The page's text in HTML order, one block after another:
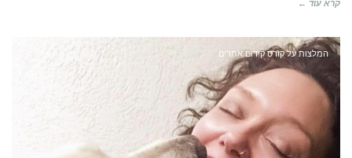
קרא עוד ←
המלצות על קורס קידום אתרים